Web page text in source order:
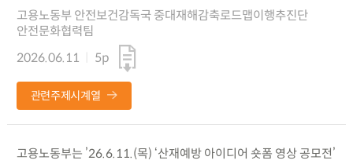
고용노동부 안전보건감독국 중대재해감축로드맵이행추진단
안전문화협력팀
2026.06.11
5p
관련주제시계열
고용노동부는 ’26.6.11.(목) ‘산재예방 아이디어 숏폼 영상 공모전’